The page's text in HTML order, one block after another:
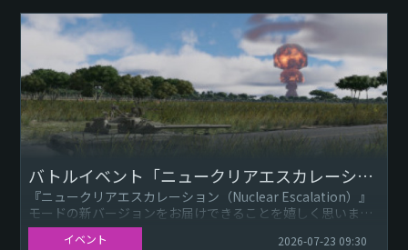
バトルイベント「ニュークリアエスカレーション（Nuclear Escalation）」
『ニュークリアエスカレーション（Nuclear Escalation）』
モードの新バージョンをお届けできることを嬉しく思いま
す！ 7月22日（水）22：00（JST）から7月28日...
イベント 2026-07-23 09:30